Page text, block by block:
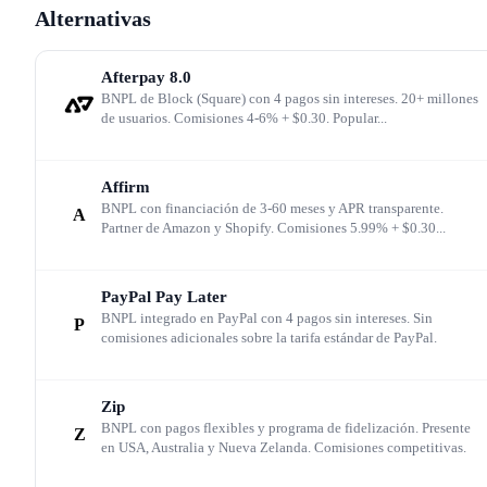
Qué es Klarna
Klarna es una plataforma fintech de pagos fundada en
2005 en Estocolmo, Suecia, por Sebastian
de Buy Now Pay Later (BNPL) a consumidores y
soluciones de pago flexible a comerciantes de
1 millón de comerciantes asociados y 3,4 millones de
transacciones diarias, Klarna es el mayor proveedor de
junto con Afterpay (Block), Affirm y PayPal Pay Later.
empresa salió a bolsa en septiembre de 2025 con una
Alternativas
Afterpay 8.0
BNPL de Block (Square) con 4 pagos sin intereses. 20+ millones
de usuarios. Comisiones 4-6% + $0.30. Popular...
A
Affirm
BNPL con financiación de 3-60 meses y APR transparente.
Partner de Amazon y Shopify. Comisiones 5.99% + $0.30...
P
PayPal Pay Later
BNPL integrado en PayPal con 4 pagos sin intereses. Sin
comisiones adicionales sobre la tarifa estándar de PayPal.
Z
Zip
BNPL con pagos flexibles y programa de fidelización. Presente
en USA, Australia y Nueva Zelanda. Comisiones competitivas.